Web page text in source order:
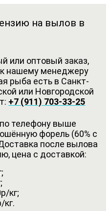
на вылов в
или оптовый заказ,
нашему менеджеру
рыба есть в Санкт-
или Новгородской
+7 (911) 703-33-25
по телефону выше
форель (60% с
после вылова
цена с доставкой:
кг;
кг.